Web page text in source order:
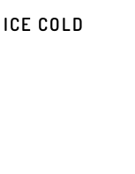
COLD